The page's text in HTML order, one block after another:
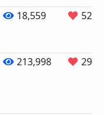
18,559 52
213,998 291